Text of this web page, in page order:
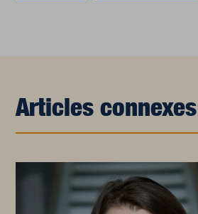
Articles connexes